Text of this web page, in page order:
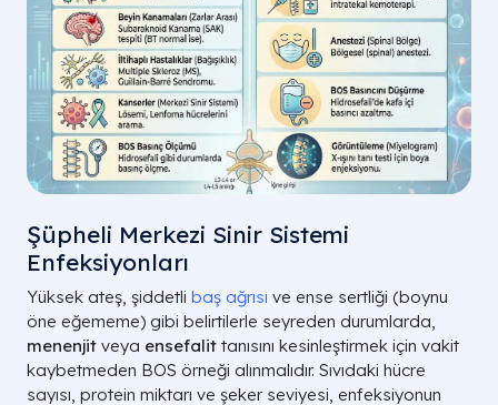
Şüpheli Merkezi Sinir Sistemi
Enfeksiyonları
Yüksek ateş, şiddetli baş ağrısı ve ense sertliği (boynu
öne eğememe) gibi belirtilerle seyreden durumlarda,
menenjit veya ensefalit tanısını kesinleştirmek için vakit
kaybetmeden BOS örneği alınmalıdır. Sıvıdaki hücre
sayısı, protein miktarı ve şeker seviyesi, enfeksiyonun